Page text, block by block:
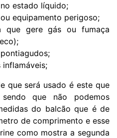
estado líquido;
equipamento perigoso;
que gere gás ou fumaça
inflamáveis;
que será usado é este que
que não podemos
do balcão que é de
de comprimento e esse
como mostra a segunda